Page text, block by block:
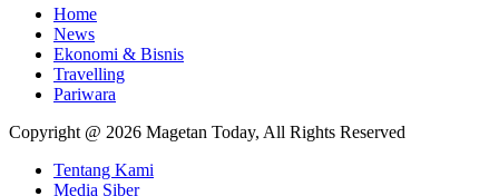
Home
News
Ekonomi & Bisnis
Travelling
Pariwara
Copyright @ 2026 Magetan Today, All Rights Reserved
Tentang Kami
Media Siber